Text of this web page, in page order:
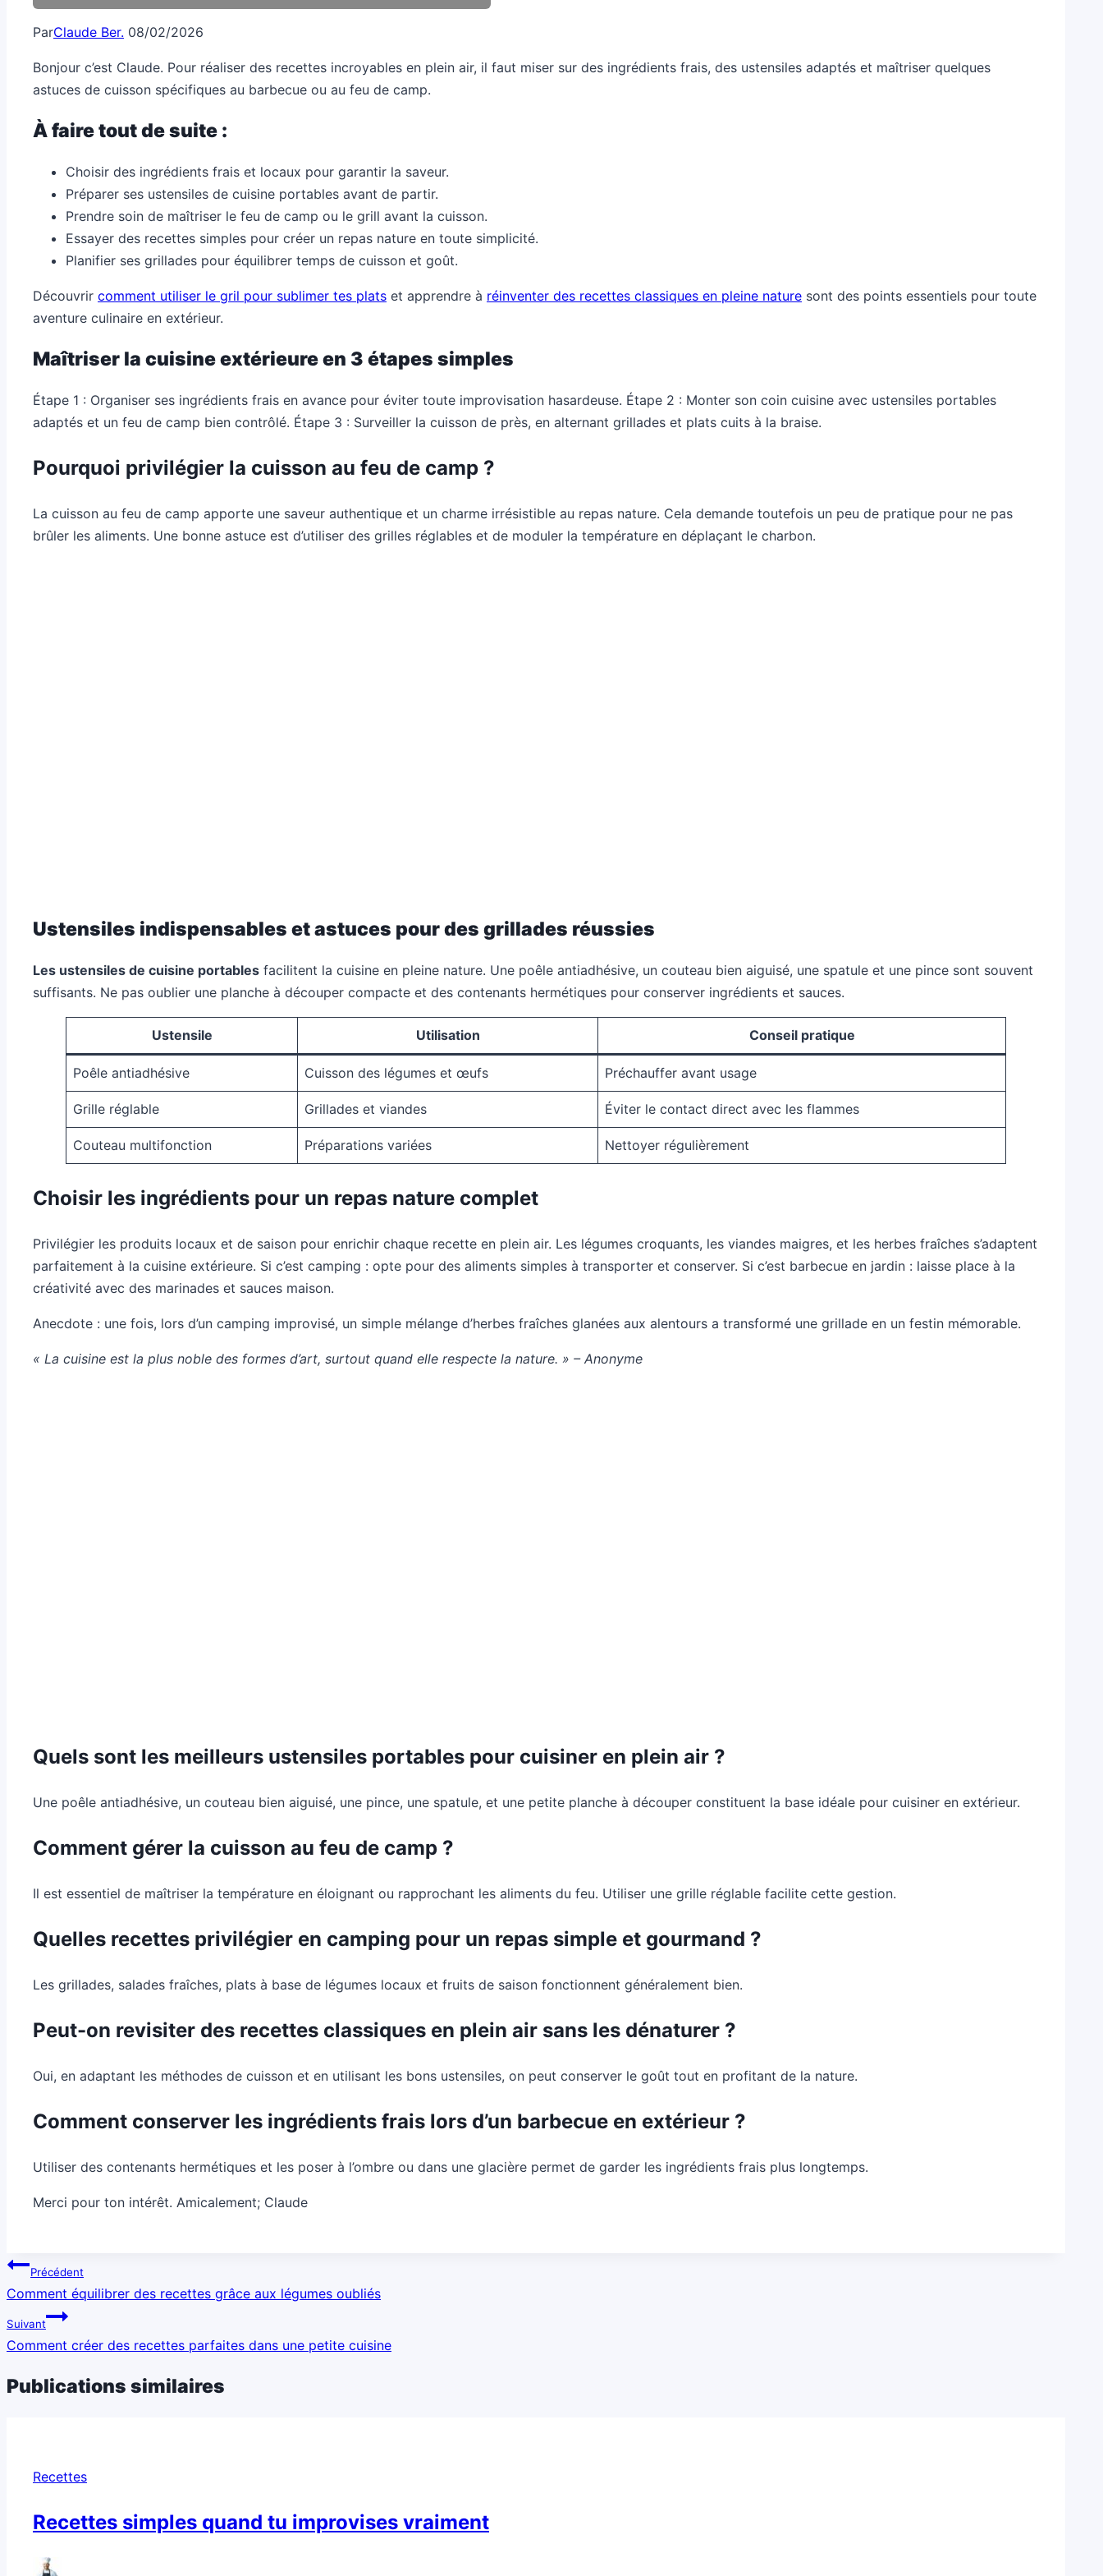
ParClaude Ber. 08/02/2026
Bonjour c’est Claude. Pour réaliser des recettes incroyables en plein air, il faut miser sur des ingrédients frais, des ustensiles adaptés et maîtriser quelques
astuces de cuisson spécifiques au barbecue ou au feu de camp.
À faire tout de suite :
Choisir des ingrédients frais et locaux pour garantir la saveur.
Préparer ses ustensiles de cuisine portables avant de partir.
Prendre soin de maîtriser le feu de camp ou le grill avant la cuisson.
Essayer des recettes simples pour créer un repas nature en toute simplicité.
Planifier ses grillades pour équilibrer temps de cuisson et goût.
Découvrir comment utiliser le gril pour sublimer tes plats et apprendre à réinventer des recettes classiques en pleine nature sont des points essentiels pour toute
aventure culinaire en extérieur.
Maîtriser la cuisine extérieure en 3 étapes simples
Étape 1 : Organiser ses ingrédients frais en avance pour éviter toute improvisation hasardeuse. Étape 2 : Monter son coin cuisine avec ustensiles portables
adaptés et un feu de camp bien contrôlé. Étape 3 : Surveiller la cuisson de près, en alternant grillades et plats cuits à la braise.
Pourquoi privilégier la cuisson au feu de camp ?
La cuisson au feu de camp apporte une saveur authentique et un charme irrésistible au repas nature. Cela demande toutefois un peu de pratique pour ne pas
brûler les aliments. Une bonne astuce est d’utiliser des grilles réglables et de moduler la température en déplaçant le charbon.
Ustensiles indispensables et astuces pour des grillades réussies
Les ustensiles de cuisine portables facilitent la cuisine en pleine nature. Une poêle antiadhésive, un couteau bien aiguisé, une spatule et une pince sont souvent
suffisants. Ne pas oublier une planche à découper compacte et des contenants hermétiques pour conserver ingrédients et sauces.
Ustensile Utilisation Conseil pratique
Poêle antiadhésive Cuisson des légumes et œufs Préchauffer avant usage
Grille réglable Grillades et viandes Éviter le contact direct avec les flammes
Couteau multifonction Préparations variées Nettoyer régulièrement
Choisir les ingrédients pour un repas nature complet
Privilégier les produits locaux et de saison pour enrichir chaque recette en plein air. Les légumes croquants, les viandes maigres, et les herbes fraîches s’adaptent
parfaitement à la cuisine extérieure. Si c’est camping : opte pour des aliments simples à transporter et conserver. Si c’est barbecue en jardin : laisse place à la
créativité avec des marinades et sauces maison.
Anecdote : une fois, lors d’un camping improvisé, un simple mélange d’herbes fraîches glanées aux alentours a transformé une grillade en un festin mémorable.
« La cuisine est la plus noble des formes d’art, surtout quand elle respecte la nature. » – Anonyme
Quels sont les meilleurs ustensiles portables pour cuisiner en plein air ?
Une poêle antiadhésive, un couteau bien aiguisé, une pince, une spatule, et une petite planche à découper constituent la base idéale pour cuisiner en extérieur.
Comment gérer la cuisson au feu de camp ?
Il est essentiel de maîtriser la température en éloignant ou rapprochant les aliments du feu. Utiliser une grille réglable facilite cette gestion.
Quelles recettes privilégier en camping pour un repas simple et gourmand ?
Les grillades, salades fraîches, plats à base de légumes locaux et fruits de saison fonctionnent généralement bien.
Peut-on revisiter des recettes classiques en plein air sans les dénaturer ?
Oui, en adaptant les méthodes de cuisson et en utilisant les bons ustensiles, on peut conserver le goût tout en profitant de la nature.
Comment conserver les ingrédients frais lors d’un barbecue en extérieur ?
Utiliser des contenants hermétiques et les poser à l’ombre ou dans une glacière permet de garder les ingrédients frais plus longtemps.
Merci pour ton intérêt. Amicalement; Claude
Navigation
de
l’article
Précédent
Comment équilibrer des recettes grâce aux légumes oubliés
Suivant
Comment créer des recettes parfaites dans une petite cuisine
Publications similaires
Recettes
Recettes simples quand tu improvises vraiment